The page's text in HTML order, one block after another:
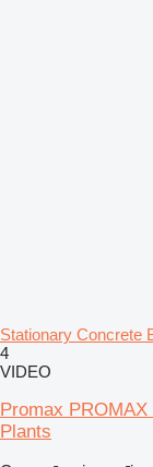
Stationary Concrete
4
VIDEO
Promax
Plants